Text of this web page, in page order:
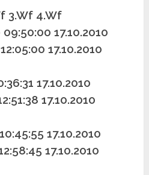
3.Wf 4.Wf
17.10.2010
17.10.2010
17.10.2010
17.10.2010
17.10.2010
17.10.2010